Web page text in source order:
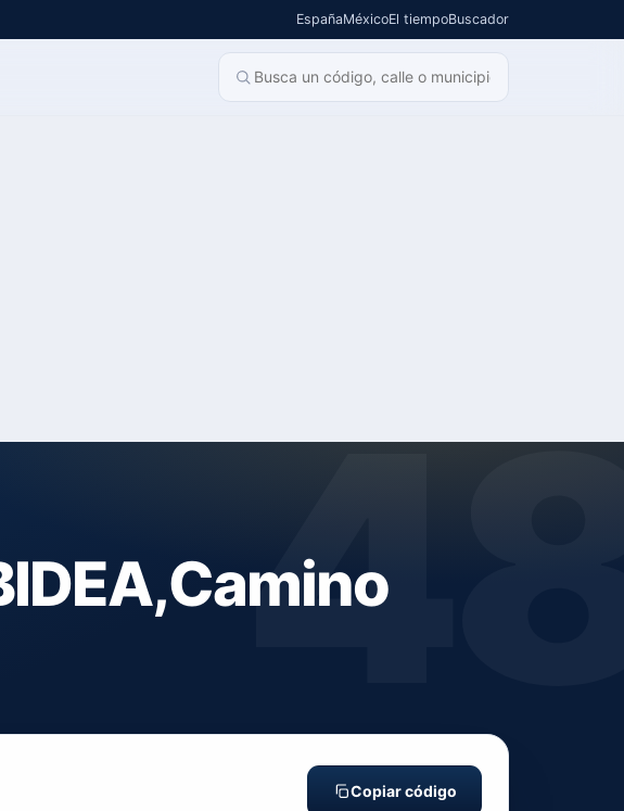
EspañaMéxicoEl tiempoBuscador
Copiar código